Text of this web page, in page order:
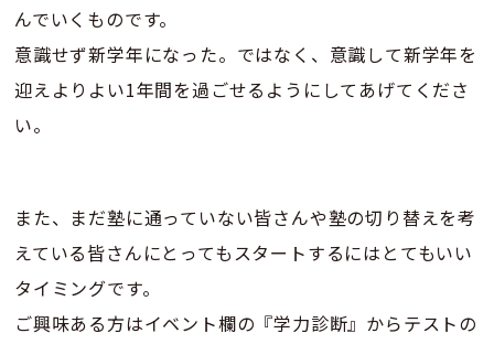
んでいくものです。
意識せず新学年になった。ではなく、意識して新学年を
迎えよりよい1年間を過ごせるようにしてあげてくださ
い。
また、まだ塾に通っていない皆さんや塾の切り替えを考
えている皆さんにとってもスタートするにはとてもいい
タイミングです。
ご興味ある方はイベント欄の『学力診断』からテストの